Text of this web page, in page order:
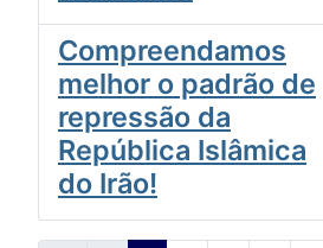
Compreendamos
melhor o padrão de
repressão da
República Islâmica
do Irão!